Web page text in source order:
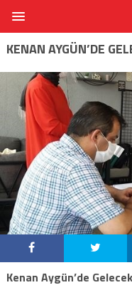
KENAN AYGÜN’DE
Kenan Aygün’de